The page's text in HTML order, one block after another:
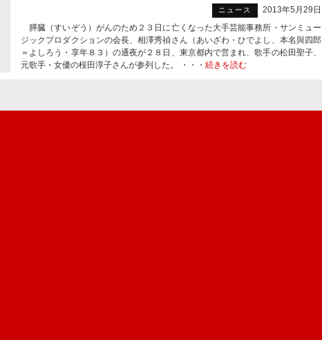
ニュース
2013年5月29日
膵臓（すいぞう）がんのため２３日に亡くなった大手芸能事務所・サンミュー
ジックプロダクションの会長、相澤秀禎さん（あいざわ・ひでよし、本名與四郎
＝よしろう・享年８３）の通夜が２８日、東京都内で営まれ、歌手の松田聖子、
元歌手・女優の桜田淳子さんが参列した。 ・・・ 続きを読む